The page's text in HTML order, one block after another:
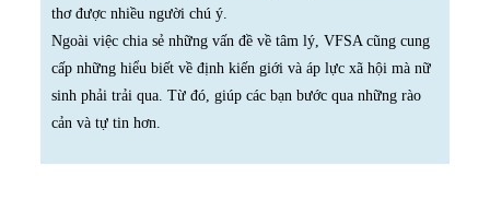
thơ được nhiều người chú ý.
Ngoài việc chia sẻ những vấn đề về tâm lý, VFSA cũng cung
cấp những hiểu biết về định kiến giới và áp lực xã hội mà nữ
sinh phải trải qua. Từ đó, giúp các bạn bước qua những rào
cản và tự tin hơn.